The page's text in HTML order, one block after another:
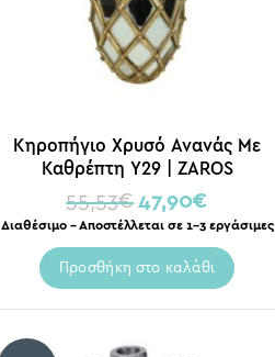
Κηροπήγιο Χρυσό Ανανάς Με
Καθρέπτη Υ29 | ZAROS
55,53€ 47,90€
Διαθέσιμο – Αποστέλλεται σε 1-3 εργάσιμες
Προσθήκη στο καλάθι